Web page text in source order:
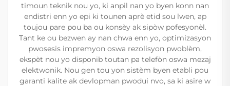
timoun teknik nou yo, ki anpil nan yo byen konn nan
endistri enn yo epi ki tounen aprè etid sou lwen, ap
toujou pare pou ba ou konsèy ak sipòw pofesyonèl.
Tant ke ou bezwen ay nan chwa enn yo, optimizasyon
pwosesis impremyon oswa rezolisyon pwoblèm,
ekspèt nou yo disponib toutan pa telefòn oswa mezaj
elektwonik. Nou gen tou yon sistèm byen etabli pou
garanti kalite ak devlopman pwodui nvo, sa ki asire w